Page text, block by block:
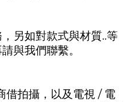
另如對款式與材質..等
與我們聯繫。
拍攝，以及電視 / 電